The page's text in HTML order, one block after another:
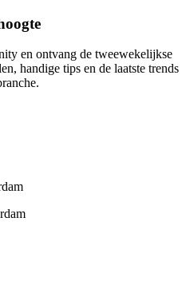
en ontvang de tweewekelijkse
handige tips en de laatste trends